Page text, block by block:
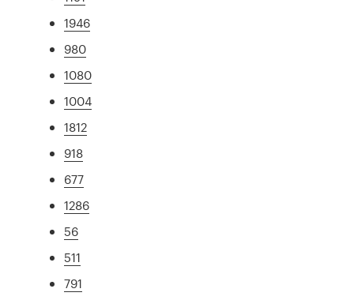
1946
980
1080
1004
1812
918
677
1286
56
511
791